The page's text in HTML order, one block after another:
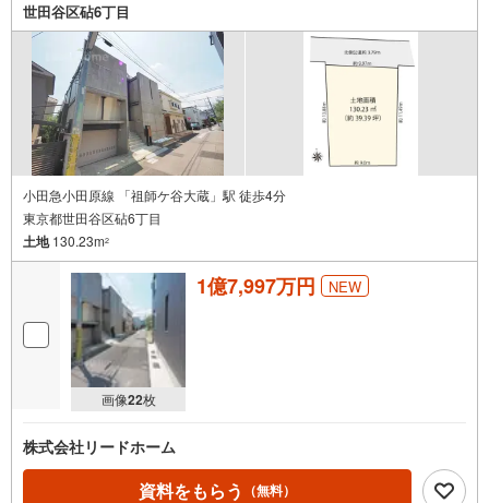
世田谷区砧6丁目
小田急小田原線 「祖師ケ谷大蔵」駅 徒歩4分
東京都世田谷区砧6丁目
土地130.23m2
画像22枚
1億7,997万円 NEW
株式会社リードホーム
資料をもらう （無料）